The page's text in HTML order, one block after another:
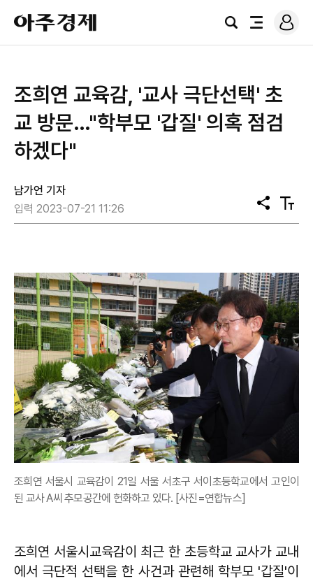
아
주
경
검
전
로
그
조희연 교육감, '교사 극단선택' 초
교 방문…"학부모 '갑질' 의혹 점검
하겠다"
남가언 기자
입력 2023-07-21 11:26
공
유
텍
스
조희연 서울시 교육감이 21일 서울 서초구 서이초등학교에서 고인이
된 교사 A씨 추모공간에 헌화하고 있다. [사진=연합뉴스]
조희연 서울시교육감이 최근 한 초등학교 교사가 교내
에서 극단적 선택을 한 사건과 관련해 학부모 '갑질'이